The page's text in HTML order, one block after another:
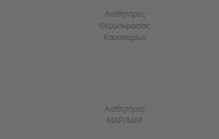
Αισθητήρες
Θερμοκρασίας
Καυσαερίων
Αισθητήρες
MAP/MAF